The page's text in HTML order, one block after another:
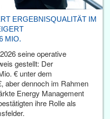
ERGEBNISQUALITÄT IM
MIO.
seine operative
gestellt: Der
€ unter dem
aber dennoch im Rahmen
Energy Management
ihre Rolle als